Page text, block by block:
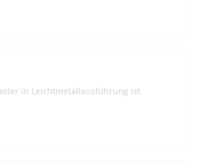
in Leichtmetallausführung ist